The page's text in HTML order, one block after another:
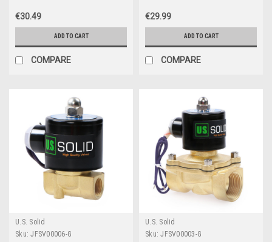
€30.49
ADD TO CART
COMPARE
€29.99
ADD TO CART
COMPARE
U.S. Solid
Sku: JFSV00006-G
U.S. Solid
Sku: JFSV00003-G